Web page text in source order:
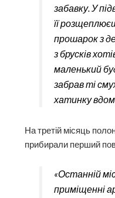
забавку. У
її
прошарок з
з брусків
маленький
забрав ті
хатинку
На третій місяць
прибирали перший
«Останній
приміщенні